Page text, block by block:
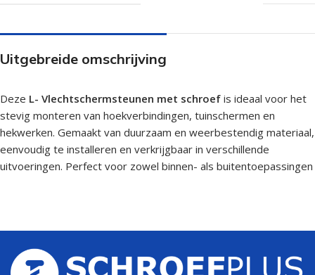
Uitgebreide omschrijving
Deze L- Vlechtschermsteunen met schroef is ideaal voor het
stevig monteren van hoekverbindingen, tuinschermen en
hekwerken. Gemaakt van duurzaam en weerbestendig materiaal,
eenvoudig te installeren en verkrijgbaar in verschillende
uitvoeringen. Perfect voor zowel binnen- als buitentoepassingen